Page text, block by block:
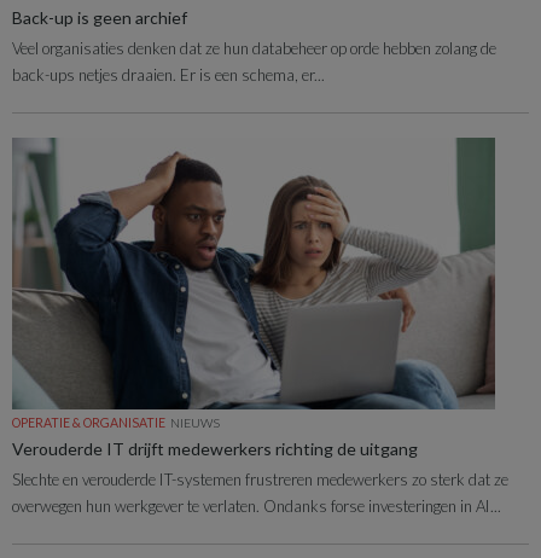
Back-up is geen archief
Veel organisaties denken dat ze hun databeheer op orde hebben zolang de
back-ups netjes draaien. Er is een schema, er...
OPERATIE & ORGANISATIE NIEUWS
Verouderde IT drijft medewerkers richting de uitgang
Slechte en verouderde IT-systemen frustreren medewerkers zo sterk dat ze
overwegen hun werkgever te verlaten. Ondanks forse investeringen in AI...